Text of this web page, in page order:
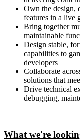
Own the design,
features in a live
Bring together
maintainable
Design stable,
capabilities to
developers
Collaborate
solutions that
Drive technical
debugging,
What we're